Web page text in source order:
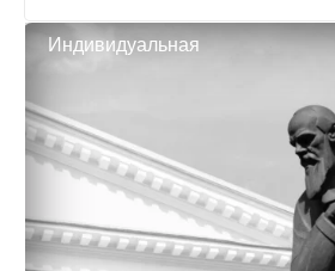
Индивидуальная